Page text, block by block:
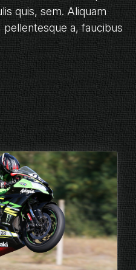
quis, sem. Aliquam
a, faucibus